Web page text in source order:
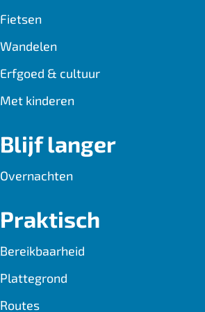
k
Fietsen
Wandelen
Erfgoed & cultuur
Met kinderen
Blijf langer
Overnachten
Praktisch
Bereikbaarheid
Plattegrond
Routes